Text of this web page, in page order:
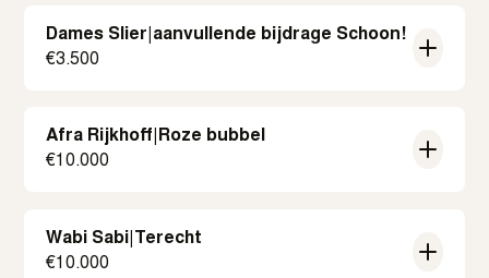
Dames Slier aanvullende bijdrage Schoon!
€3.500
Afra Rijkhoff Roze bubbel
€10.000
Wabi Sabi
Terecht
€10.000